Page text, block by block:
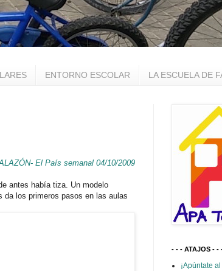
ENTORNO ESCOLAR LA ESCUELA DE
El País semanal 04/10/2009
antes había tiza. Un modelo
los primeros pasos en las aulas
- - - ATAJOS - -
¡Apúntate al